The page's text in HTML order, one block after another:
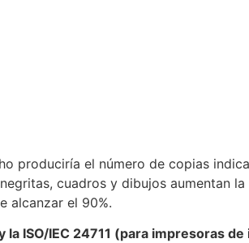
produciría el número de copias
cuadros y dibujos aumentan
alcanzar el 90%.
ISO/IEC 24711 (para impresoras